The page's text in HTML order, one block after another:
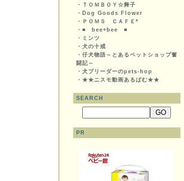
・ ＴＯＭＢＯＹ☆舞子
・ Dog Goods Flower
・ ＰＯＭＳ ＣＡＦＥ*
・ ■ bee+bee ■
・ ミンツ
・ 犬の十戒
・ 仔犬物語～とあるペットショップ奮
闘記～
・ 犬ブリーダーのpets-hop
・ ★★ニスモ動画あるばむ★★
SEARCH
PR